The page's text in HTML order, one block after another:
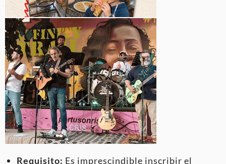
Requisito: Es imprescindible inscribir el